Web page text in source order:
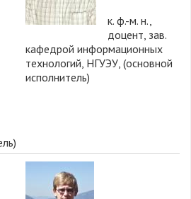
к. ф.-м. н.,
доцент, зав.
кафедрой информационных
технологий, НГУЭУ, (основной
исполнитель)